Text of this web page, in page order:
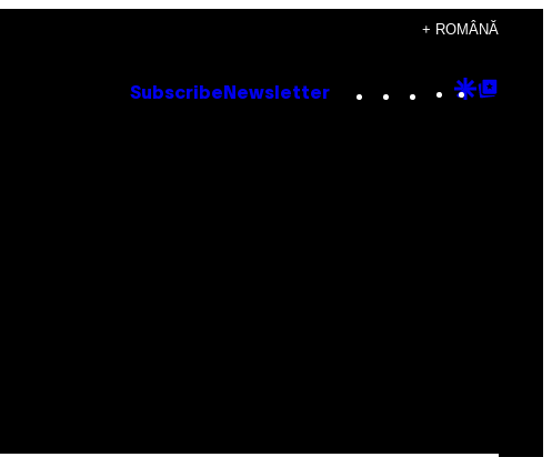
+ ROMÂNĂ
Subscribe Newsletter Instagram
TikTok
YouTube
Google